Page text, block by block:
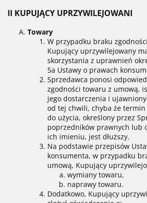
II KUPUJĄCY UPRZYWILEJOWANI
Towary
W przypadku braku
Kupujący uprzywilejowany
skorzystania z uprawnień
5a Ustawy o prawach
Sprzedawca ponosi
zgodności towaru z umową,
jego dostarczenia i
od tej chwili, chyba że
do użycia, określony przez
poprzedników prawnych lub
ich imieniu, jest dłuższy.
Na podstawie przepisów
konsumenta, w przypadku
umową, Kupujący
wymiany towaru,
naprawy towaru.
Dodatkowo, Kupujący